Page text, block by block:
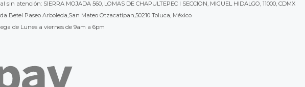
sin atención: SIERRA MOJADA 560, LOMAS DE CHAPULTEPEC I SECCION, MIGUEL HIDALGO, 11000, CDMX
Betel Paseo Arboleda,San Mateo Otzacatipan,50210 Toluca, México
de Lunes a viernes de 9am a 6pm